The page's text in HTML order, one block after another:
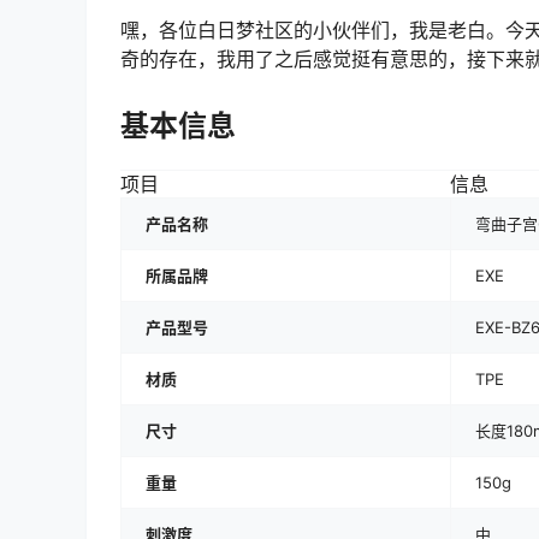
嘿，各位白日梦社区的小伙伴们，我是老白。今
奇的存在，我用了之后感觉挺有意思的，接下来
基本信息
项目 信息
产品名称 弯曲子
所属品牌 EXE
产品型号 EXE-BZ6
材质 TPE
尺寸 长度
重量 150g
刺激度 中